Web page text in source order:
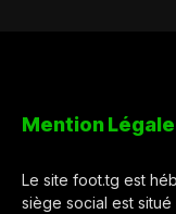
Mention Légale
Le site foot.tg est
siège social est situé